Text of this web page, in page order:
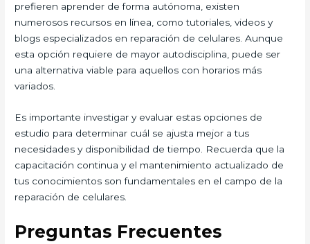
prefieren aprender de forma autónoma, existen
numerosos recursos en línea, como tutoriales, videos y
blogs especializados en reparación de celulares. Aunque
esta opción requiere de mayor autodisciplina, puede ser
una alternativa viable para aquellos con horarios más
variados.
Es importante investigar y evaluar estas opciones de
estudio para determinar cuál se ajusta mejor a tus
necesidades y disponibilidad de tiempo. Recuerda que la
capacitación continua y el mantenimiento actualizado de
tus conocimientos son fundamentales en el campo de la
reparación de celulares.
Preguntas Frecuentes